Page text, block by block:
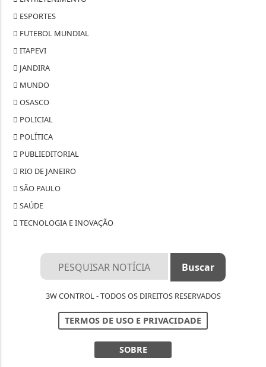
ESPORTES
FUTEBOL MUNDIAL
ITAPEVI
JANDIRA
MUNDO
OSASCO
POLICIAL
POLÍTICA
PUBLIEDITORIAL
RIO DE JANEIRO
SÃO PAULO
SAÚDE
TECNOLOGIA E INOVAÇÃO
3W CONTROL - TODOS OS DIREITOS RESERVADOS
TERMOS DE USO E PRIVACIDADE
SOBRE